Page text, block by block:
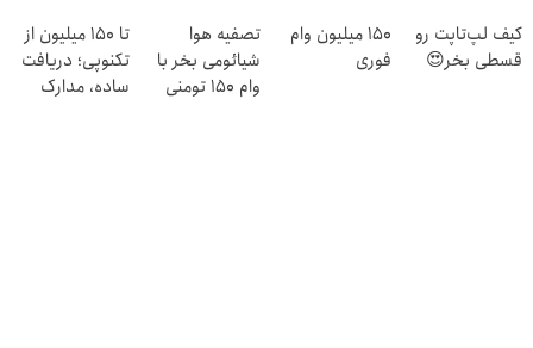
کیف لپ‌تاپت رو
قسطی بخر😍
150 میلیون وام
فوری
تصفیه هوا
شیائومی بخر با
وام 150 تومنی
تا ۱۵۰ میلیون از
تکنوپی؛ دریافت
ساده، مدارک